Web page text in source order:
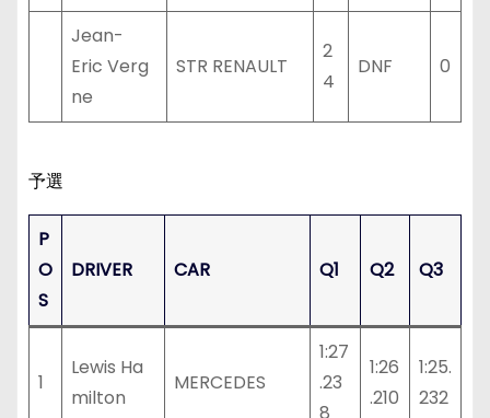
Jean-
Eric Verg
ne
STR RENAULT
2
4
DNF 0
予選
P
O
S
DRIVER CAR Q1 Q2 Q3
1
Lewis Ha
milton
MERCEDES
1:27
.23
1:26
.210
1:25.
232